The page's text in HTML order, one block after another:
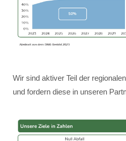
Wir sind aktiver Teil der
und fordern diese in unseren